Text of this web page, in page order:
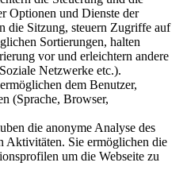
Optionen und Dienste der
die Sitzung, steuern Zugriffe auf
Sortierungen, halten
vor und erleichtern andere
Netzwerke etc.).
ermöglichen dem Benutzer,
(Sprache, Browser,
die anonyme Analyse des
Aktivitäten. Sie ermöglichen die
um die Webseite zu